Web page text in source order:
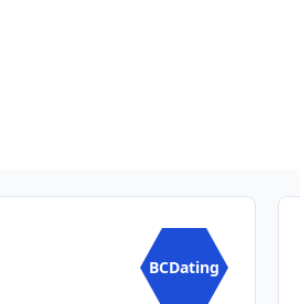
BCDating